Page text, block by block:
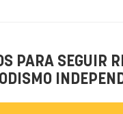
PARA SEGUIR